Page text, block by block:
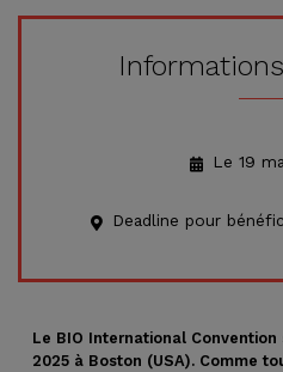
Le BIO International
2025 à Boston (USA). Comme
Le 19
Deadline pour